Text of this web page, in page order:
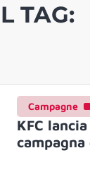
TAG:
Campagne
KFC